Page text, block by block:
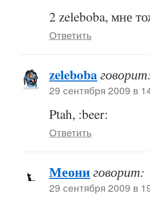
2 zeleboba, мне
Ответить
zeleboba
29 сентября 2009 в
Ptah, :beer:
Ответить
Меониговорит:
29 сентября 2009 в